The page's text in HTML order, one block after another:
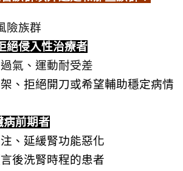
險族群
絕侵入性治療者
氣、運動耐受差
、拒絕開刀或希望輔助穩定病情
病前期者
、延緩腎功能惡化
後洗腎時程的患者